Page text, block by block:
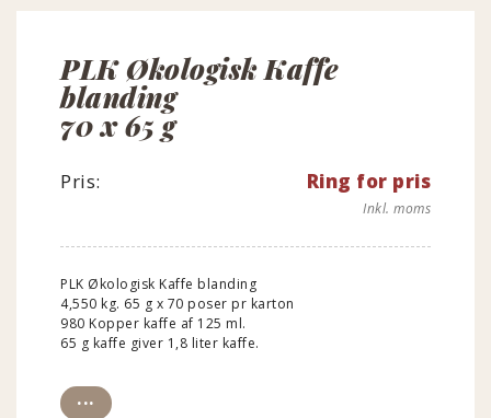
PLK Økologisk Kaffe
blanding
70 x 65 g
Pris: Ring for pris
Inkl. moms
PLK Økologisk Kaffe blanding
4,550 kg. 65 g x 70 poser pr karton
980 Kopper kaffe af 125 ml.
65 g kaffe giver 1,8 liter kaffe.
...